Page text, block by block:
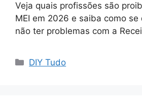
Veja quais profissões são
MEI em 2026 e saiba como se
não ter problemas com a
Categorias
DIY Tudo